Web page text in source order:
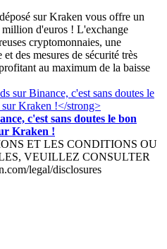
sur Kraken vous offre un
d'euros ! L'exchange
cryptomonnaies, une
des mesures de sécurité très
au maximum de la baisse
c'est sans doutes le bon
Kraken !
ET LES CONDITIONS OU
VEUILLEZ CONSULTER
legal/disclosures